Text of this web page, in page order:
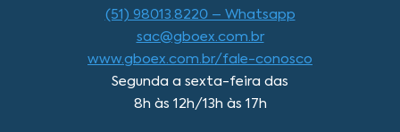
(51) 98013.8220 – Whatsapp
sac@gboex.com.br
www.gboex.com.br/fale-conosco
Segunda a sexta-feira das
8h às 12h/13h às 17h